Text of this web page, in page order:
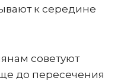
к середине
советуют
до пересечения